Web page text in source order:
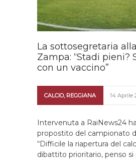
La sottosegretaria
Zampa: “Stadi pieni?
con un vaccino”
CALCIO, REGGIANA 14 Aprile
Intervenuta a RaiNews24
propostito del campionato
“Difficile la riapertura del
dibattito prioritario, penso si